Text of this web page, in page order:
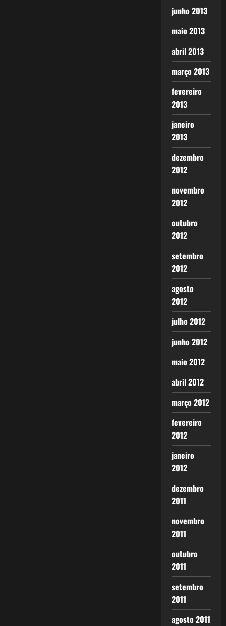
junho 2013
maio 2013
abril 2013
março 2013
fevereiro
2013
janeiro
2013
dezembro
2012
novembro
2012
outubro
2012
setembro
2012
agosto
2012
julho 2012
junho 2012
maio 2012
abril 2012
março 2012
fevereiro
2012
janeiro
2012
dezembro
2011
novembro
2011
outubro
2011
setembro
2011
agosto 2011